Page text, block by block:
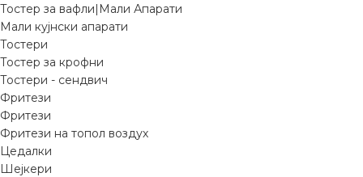
Тостер за вафли|Мали Апарати
Мали кујнски апарати
Тостери
Тостер за крофни
Тостери - сендвич
Фритези
Фритези
Фритези на топол воздух
Цедалки
Шејкери